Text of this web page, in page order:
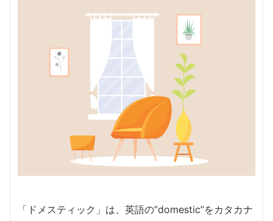
「ドメスティック」は、英語の”domestic”をカタカナ